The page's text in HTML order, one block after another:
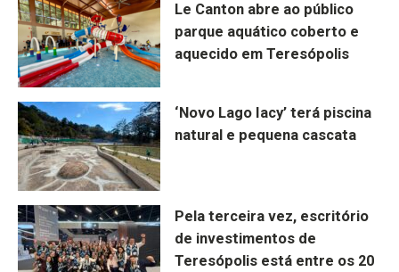
Le Canton abre ao público
parque aquático coberto e
aquecido em Teresópolis
‘Novo Lago Iacy’ terá piscina
natural e pequena cascata
Pela terceira vez, escritório
de investimentos de
Teresópolis está entre os 20